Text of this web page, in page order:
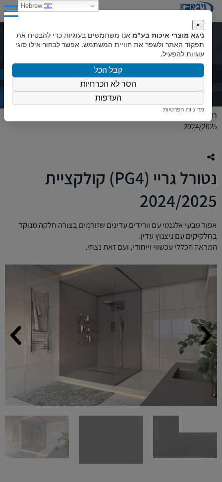
נטורל גריי (PG4) קולקציית
2024/2025
ראשי
2024/2025
נטורל גריי (PG4) קולקציית
2024/2025
אפור טבעי אלגנטי עם וורידים עדינים שזורמים בצורה חלקה מנוקד
בחלקיקים עם ניצנוץ עדין.
המראה הכללי עכשווי וייחודי, ועם זאת נצחי.
×
ניגא מוצרי איכות בע"מ אנו משתמשים בעוגיות כדי להבטיח את
תפקוד האתר ולשפר את חוויית המשתמש. אפשר לבחור אילו סוגי
עוגיות להפעיל.
קבל הכל
הסר לא הכרחיות
העדפות
מדיניות הפרטיות
Hebrew